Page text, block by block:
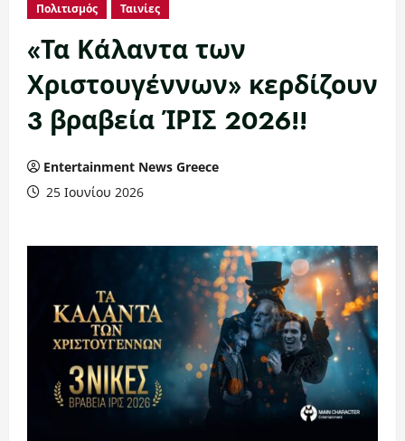
Πολιτισμός Ταινίες
«Τα Κάλαντα των
Χριστουγέννων» κερδίζουν
3 βραβεία ΊΡΙΣ 2026!!
Entertainment News Greece
25 Ιουνίου 2026